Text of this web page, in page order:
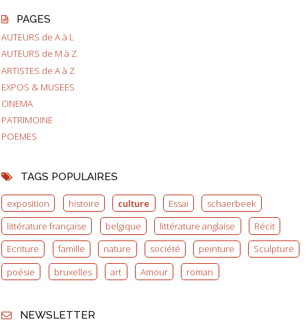
PAGES
AUTEURS de A à L
AUTEURS de M à Z
ARTISTES de A à Z
EXPOS & MUSEES
CINEMA
PATRIMOINE
POEMES
TAGS POPULAIRES
exposition histoire culture Essai
schaerbeek
littérature française
belgique littérature anglaise
Récit
Ecriture
famille nature société peinture
Sculpture
poésie
bruxelles art Amour roman
NEWSLETTER